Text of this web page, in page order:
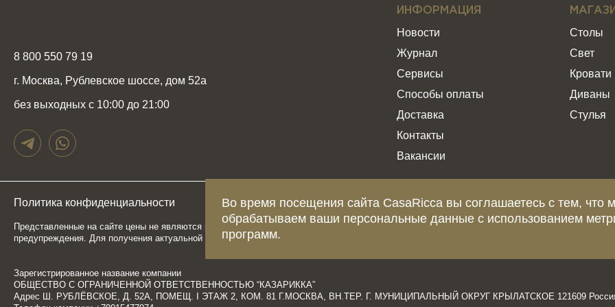
Во время посещения сайта CasaRicca вы соглашаетесь с тем, что
обрабатываем ваши персональные данные с использованием
программ.
8 800 550 79 19
г. Москва, Рублевское шоссе, дом 52а
без выходных с 10:00 до 21:00
ИНФОРМАЦИЯ
Новости
Журнал
Сервисы
Способы оплаты
Доставка
Контакты
Вакансии
Столы
Свет
Кровати
Диваны
Стулья
Политика конфиденциальности Карта сайта
Представленные на сайте цены не являются публичной офертой, определяемой положениями статьи 437 Гражданского Кодекса
предупреждения. Для получения актуальной и подробной информации о стоимости, сроках и условиях поставки просьба обращаться к
Зарегистрированное название компании
ОБЩЕСТВО С ОГРАНИЧЕННОЙ ОТВЕТСТВЕННОСТЬЮ “КАЗАРИККА”
Адрес Ш. РУБЛЁВСКОЕ, Д. 52А, ПОМЕЩ. I ЭТАЖ 2, КОМ. 81 Г.МОСКВА, ВН.ТЕР. Г. МУНИЦИПАЛЬНЫЙ ОКРУГ КРЫЛАТСКОЕ 121609